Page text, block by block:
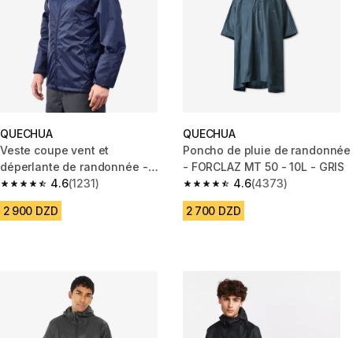
QUECHUA
Veste coupe vent et
déperlante de randonnée -
Raincut Full Zip - Homme
4.6
4.6 out of 5 stars from 1231 reviews
(1231)
2 900 DZD
QUECHUA
Poncho de pluie de randonnée
- FORCLAZ MT 50 - 10L - GRIS
4.6
4.6 out of 5 stars from 4373
(4373)
2 700 DZD